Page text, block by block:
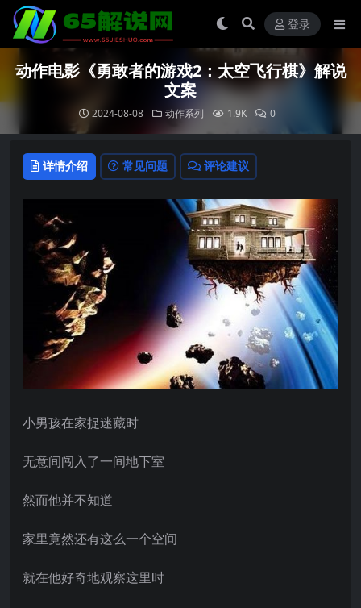
登录
动作电影《勇敢者的游戏2：太空飞行棋》解说
文案
2024-08-08 动作系列 1.9K 0
详情介绍 常见问题 评论建议
小男孩在家捉迷藏时
无意间闯入了一间地下室
然而他并不知道
家里竟然还有这么一个空间
就在他好奇地观察这里时